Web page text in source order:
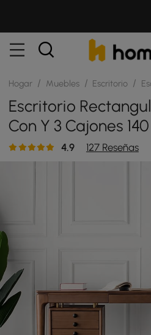
Hogar / Muebles / Escritorio /
Escritorio
Con Y 3 Cajones
4.9 127 Reseñas